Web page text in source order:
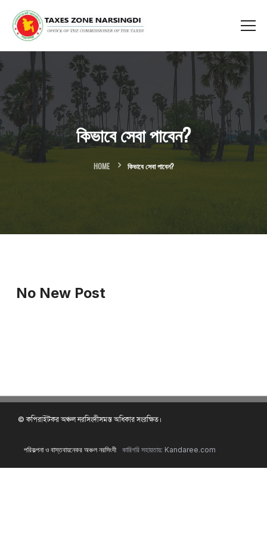
কিভাবে সেবা পাবেন?
HOME কিভাবে সেবা পাবেন?
No New Post
© কপিরাইটকর অঞ্চল নরসিংদীসমস্ত অধিকার সংরক্ষিত।
পরিকল্পনা ও বাস্তবায়নেকর অঞ্চল নরসিংদী কারিগরি সহায়তায়: Kandaree.com